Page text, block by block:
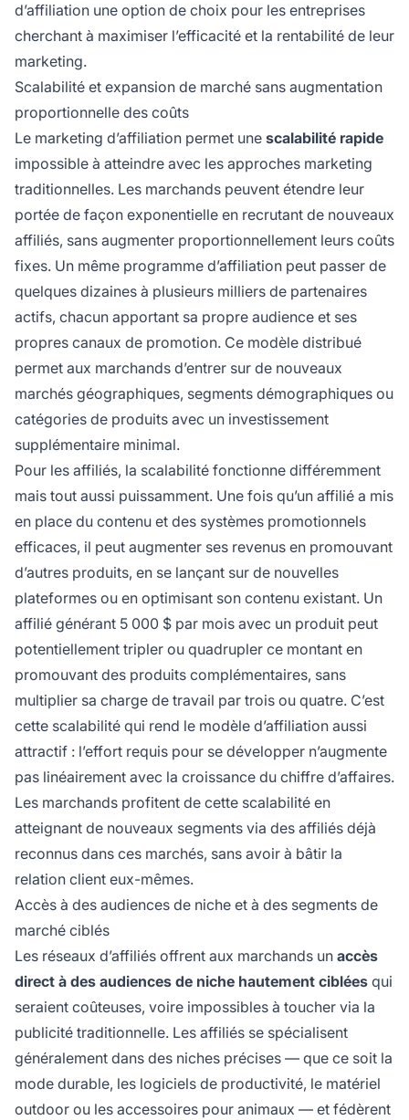
d’affiliation une option de choix pour les entreprises
cherchant à maximiser l’efficacité et la rentabilité de leur
marketing.
Scalabilité et expansion de marché sans augmentation
proportionnelle des coûts
Le marketing d’affiliation permet une scalabilité rapide
impossible à atteindre avec les approches marketing
traditionnelles. Les marchands peuvent étendre leur
portée de façon exponentielle en recrutant de nouveaux
affiliés, sans augmenter proportionnellement leurs coûts
fixes. Un même programme d’affiliation peut passer de
quelques dizaines à plusieurs milliers de partenaires
actifs, chacun apportant sa propre audience et ses
propres canaux de promotion. Ce modèle distribué
permet aux marchands d’entrer sur de nouveaux
marchés géographiques, segments démographiques ou
catégories de produits avec un investissement
supplémentaire minimal.
Pour les affiliés, la scalabilité fonctionne différemment
mais tout aussi puissamment. Une fois qu’un affilié a mis
en place du contenu et des systèmes promotionnels
efficaces, il peut augmenter ses revenus en promouvant
d’autres produits, en se lançant sur de nouvelles
plateformes ou en optimisant son contenu existant. Un
affilié générant 5 000 $ par mois avec un produit peut
potentiellement tripler ou quadrupler ce montant en
promouvant des produits complémentaires, sans
multiplier sa charge de travail par trois ou quatre. C’est
cette scalabilité qui rend le modèle d’affiliation aussi
attractif : l’effort requis pour se développer n’augmente
pas linéairement avec la croissance du chiffre d’affaires.
Les marchands profitent de cette scalabilité en
atteignant de nouveaux segments via des affiliés déjà
reconnus dans ces marchés, sans avoir à bâtir la
relation client eux-mêmes.
Accès à des audiences de niche et à des segments de
marché ciblés
Les réseaux d’affiliés offrent aux marchands un accès
direct à des audiences de niche hautement ciblées qui
seraient coûteuses, voire impossibles à toucher via la
publicité traditionnelle. Les affiliés se spécialisent
généralement dans des niches précises — que ce soit la
mode durable, les logiciels de productivité, le matériel
outdoor ou les accessoires pour animaux — et fédèrent